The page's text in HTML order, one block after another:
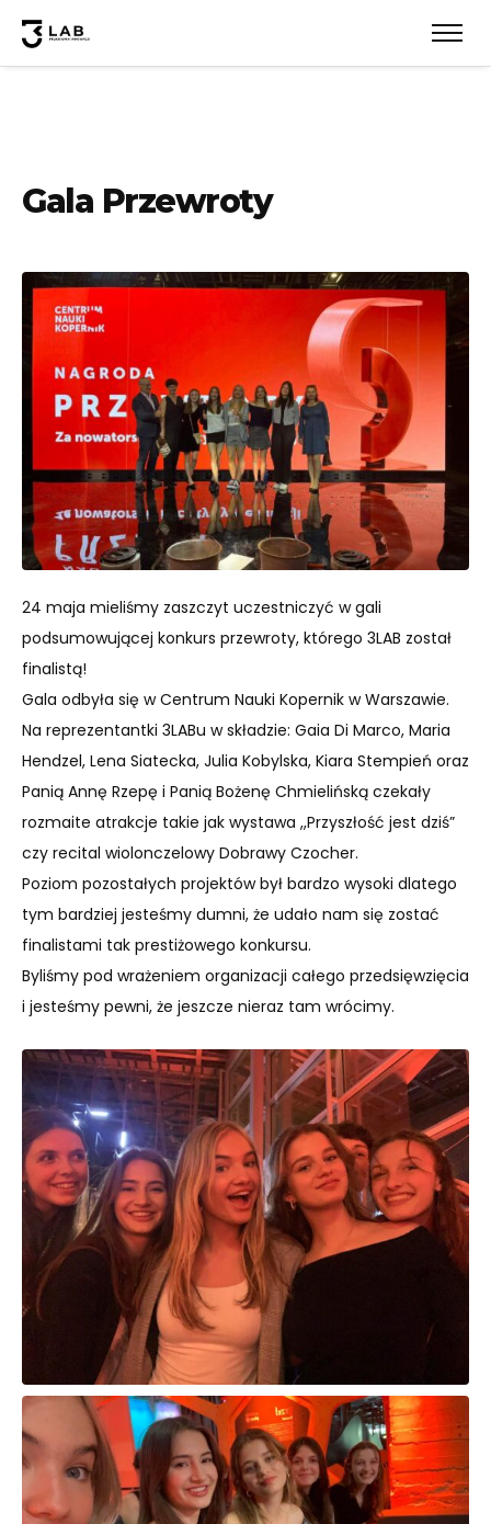
Gala Przewroty
24 maja mieliśmy zaszczyt uczestniczyć w gali
podsumowującej konkurs przewroty, którego 3LAB został
finalistą!
Gala odbyła się w Centrum Nauki Kopernik w Warszawie.
Na reprezentantki 3LABu w składzie: Gaia Di Marco, Maria
Hendzel, Lena Siatecka, Julia Kobylska, Kiara Stempień oraz
Panią Annę Rzepę i Panią Bożenę Chmielińską czekały
rozmaite atrakcje takie jak wystawa ,,Przyszłość jest dziś”
czy recital wiolonczelowy Dobrawy Czocher.
Poziom pozostałych projektów był bardzo wysoki dlatego
tym bardziej jesteśmy dumni, że udało nam się zostać
finalistami tak prestiżowego konkursu.
Byliśmy pod wrażeniem organizacji całego przedsięwzięcia
i jesteśmy pewni, że jeszcze nieraz tam wrócimy.